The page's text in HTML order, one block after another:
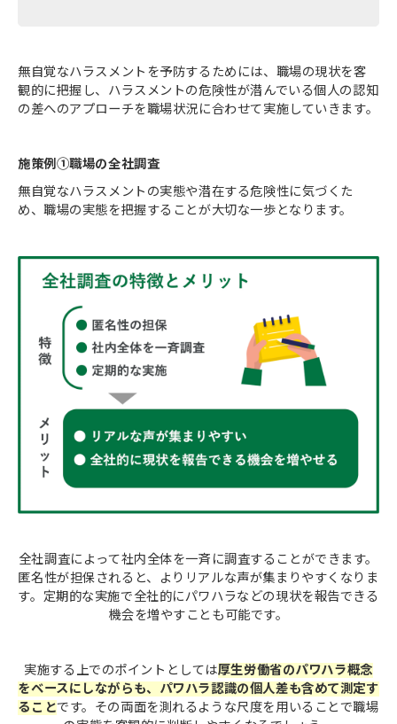
無自覚なハラスメントを予防するためには、職場の現状を客
観的に把握し、ハラスメントの危険性が潜んでいる個人の認知
の差へのアプローチを職場状況に合わせて実施していきます。
施策例①職場の全社調査
無自覚なハラスメントの実態や潜在する危険性に気づくた
め、職場の実態を把握することが大切な一歩となります。
全社調査によって社内全体を一斉に調査することができます。
匿名性が担保されると、よりリアルな声が集まりやすくなりま
す。定期的な実施で全社的にパワハラなどの現状を報告できる
機会を増やすことも可能です。
実施する上でのポイントとしては厚生労働省のパワハラ概念
をベースにしながらも、パワハラ認識の個人差も含めて測定す
ることです。その両面を測れるような尺度を用いることで職場